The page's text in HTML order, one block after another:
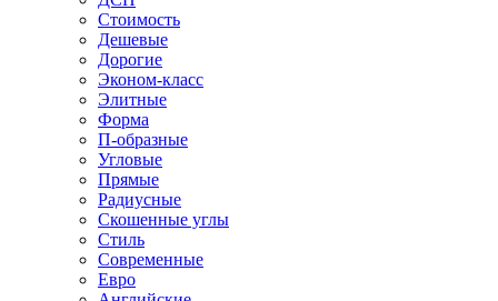
Стоимость
Дешевые
Дорогие
Эконом-класс
Элитные
Форма
П-образные
Угловые
Прямые
Радиусные
Скошенные углы
Стиль
Современные
Евро